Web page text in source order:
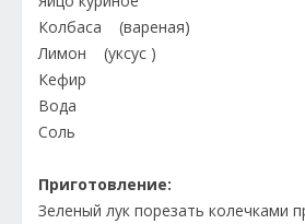
Колбаса (вареная)
Лимон (уксус )
Кефир
Вода
Соль
Приготовление:
Зеленый лук порезать колечками